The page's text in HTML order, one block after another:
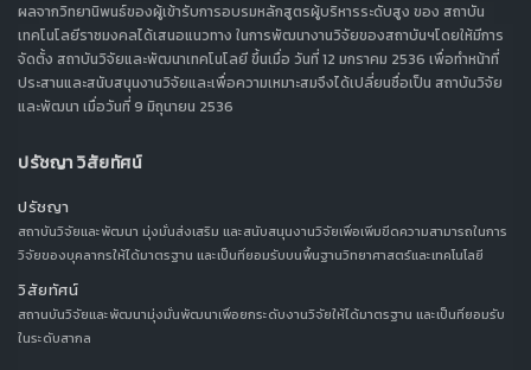
ผลจากวิทยานิพนธ์ของผู้เข้ารับการอบรมหลักสูตรผู้บริหารระดับสูง ของ สถาบัน
เทคโนโลยีราชมงคลได้เสนอแนวทาง ในการพัฒนางานวิจัยของสถาบันฯโดยให้มีการ
จัดตั้ง สถาบันวิจัยและพัฒนาเทคโนโลยี ขึ้นเมื่อ วันที่ 12 มกราคม 2536 เพื่อทำหน้าที่
ประสานและสนับสนุนงานวิจัยและเพื่อความเหมาะสมจึงได้เปลี่ยนชื่อเป็น สถาบันวิจัย
และพัฒนา เมื่อวันที่ 9 มิถุนายน 2536
ปรัชญา วิสัยทัศน์
ปรัชญา
สถาบันวิจัยและพัฒนา มุ่งมั่นส่งเสริม และสนับสนุนงานวิจัยเพื่อเพิ่มขีดความสามารถในการ
วิจัยของบุคลากรให้ได้มาตรฐาน และเป็นที่ยอมรับบนพื้นฐานวิทยาศาสตร์และเทคโนโลยี
วิสัยทัศน์
สถานบันวิจัยและพัฒนามุ่งมั่นพัฒนาเพื่อยกระดับงานวิจัยให้ได้มาตรฐาน และเป็นที่ยอมรับ
ในระดับสากล